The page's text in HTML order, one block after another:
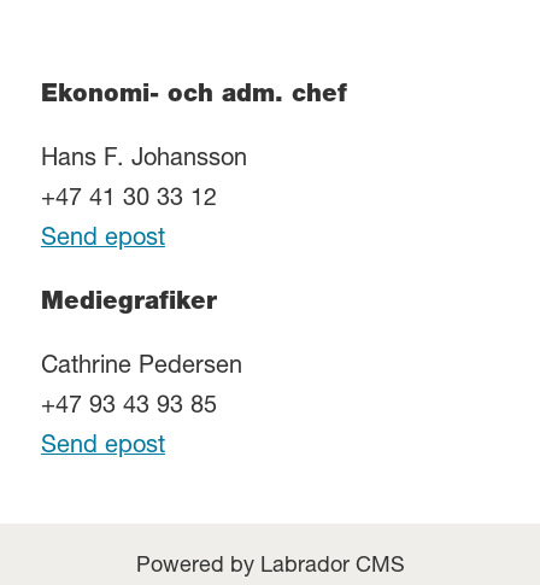
Ekonomi- och adm. chef
Hans F. Johansson
+47 41 30 33 12
Send epost
Mediegrafiker
Cathrine Pedersen
+47 93 43 93 85
Send epost
Powered by Labrador CMS